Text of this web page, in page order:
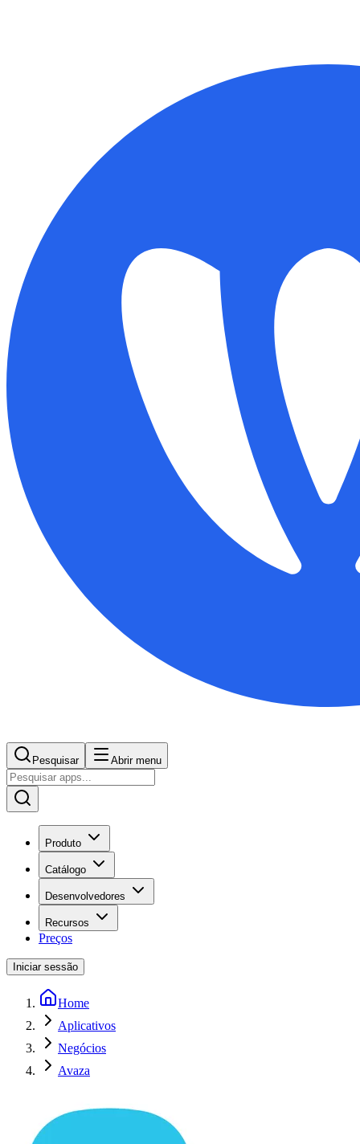
Pesquisar Abrir menu
Produto
Catálogo
Desenvolvedores
Recursos
Preços
Iniciar sessão
Home
Aplicativos
Negócios
Avaza